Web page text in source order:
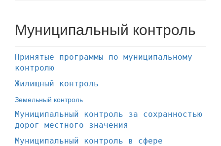
Муниципальный контроль
Принятые программы по муниципальному
контролю
Жилищный контроль
Земельный контроль
Муниципальный контроль за сохранностью
дорог местного значения
Муниципальный контроль в сфере